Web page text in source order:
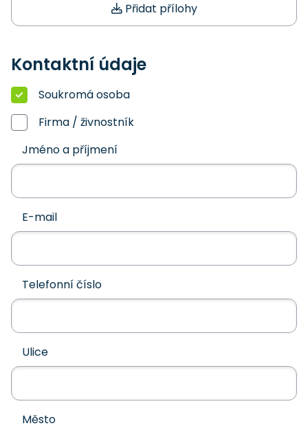
Přidat přílohy
Kontaktní údaje
Soukromá osoba
Firma / živnostník
Jméno a příjmení
E-mail
Telefonní číslo
Ulice
Město